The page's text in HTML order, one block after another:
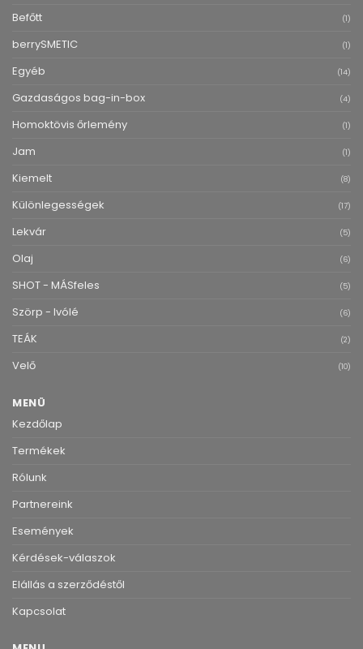
Befőtt (1)
berrySMETIC (1)
Egyéb (14)
Gazdaságos bag-in-box (4)
Homoktövis őrlemény (1)
Jam (1)
Kiemelt (8)
Különlegességek (17)
Lekvár (5)
Olaj (6)
SHOT - MÁSfeles (5)
Szörp - Ivólé (6)
TEÁK (2)
Velő (10)
MENÜ
Kezdőlap
Termékek
Rólunk
Partnereink
Események
Kérdések-válaszok
Elállás a szerződéstől
Kapcsolat